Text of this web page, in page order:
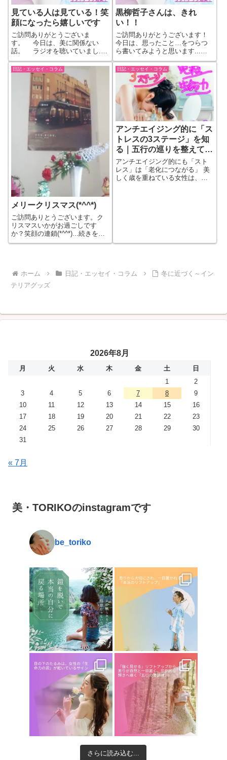
見ている人は見ている！笑
顔になったら嬉しいです
ご訪問ありがとうございま
す。 今日は、美に関係ない
話。 ラジオを聴いていまし...
続きをもっと見る
黒柳哲子さんは、きれ
い！！
ご訪問ありがとうございます！
今日は、思ったこと…をつらつ
ら書いてみようと思います...続
きをもっと見る
日記・エッセイ・コラム
メリークリスマス(*^^*)
ご訪問ありとうございます。ク
リスマスいかがお過ごしです
か？笑顔の連鎖(*^^*)...続きをも
っと見る
日記・エッセイ・コラム
アンチエイジング的に「ス
トレスの3ステージ」を知
る｜五行の巡りを整えて自
力で輝く美しさを。
アンチエイジング的にも「スト
レス」は「老化につながる」 美
しく歳を重ねている女性は、
ホーム 日記・エッセイ・コラム
冬に近づく～イン
テリアグッズ
2026年8月
月 火 水 木 金 土
日
1
2
3
4 5 6 7 8
9
10
11 12 13 14 15
16
17
18 19 20 21 22
23
24
25 26 27 28 29
30
31
« 7月
美・TORIKOのinstagramです
be_toriko
さらに読み込む...